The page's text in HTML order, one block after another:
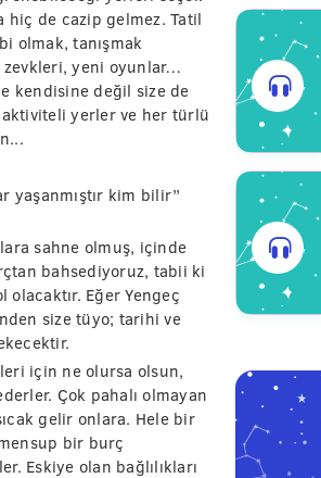
hiç de cazip gelmez. Tatil
olmak, tanışmak
zevkleri, yeni oyunlar…
kendisine değil size de
aktiviteli yerler ve her türlü
yaşanmıştır kim bilir”
sahne olmuş, içinde
bahsediyoruz, tabii ki
Eğer Yengeç
size tüyo; tarihi ve
için ne olursa olsun,
Çok pahalı olmayan
gelir onlara. Hele bir
bir burç
Eskiye olan bağlılıkları